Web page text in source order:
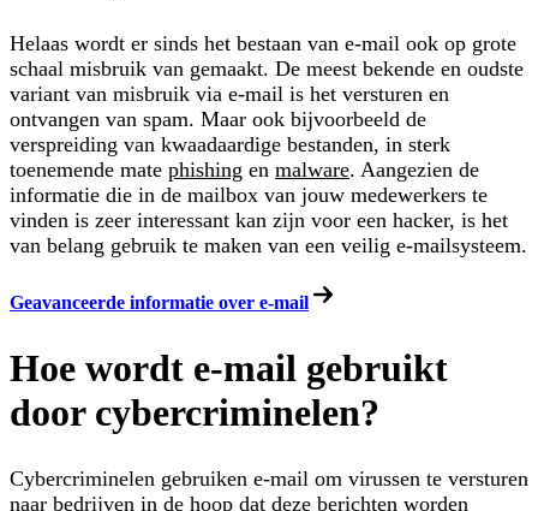
Helaas wordt er sinds het bestaan van e-mail ook op grote
schaal misbruik van gemaakt. De meest bekende en oudste
variant van misbruik via e-mail is het versturen en
ontvangen van spam. Maar ook bijvoorbeeld de
verspreiding van kwaadaardige bestanden, in sterk
toenemende mate phishing en malware. Aangezien de
informatie die in de mailbox van jouw medewerkers te
vinden is zeer interessant kan zijn voor een hacker, is het
van belang gebruik te maken van een veilig e-mailsysteem.
Geavanceerde informatie over e-mail
Hoe wordt e-mail gebruikt
door cybercriminelen?
Cybercriminelen gebruiken e-mail om virussen te versturen
naar bedrijven in de hoop dat deze berichten worden